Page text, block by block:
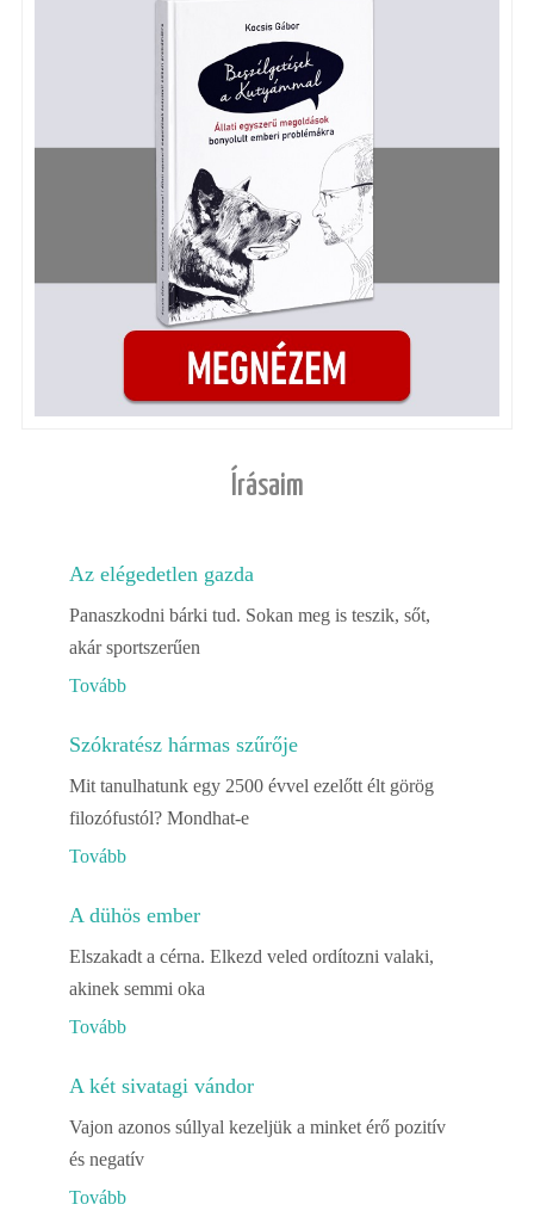
Írásaim
Az elégedetlen gazda
Panaszkodni bárki tud. Sokan meg is teszik, sőt,
akár sportszerűen
Tovább
Szókratész hármas szűrője
Mit tanulhatunk egy 2500 évvel ezelőtt élt görög
filozófustól? Mondhat-e
Tovább
A dühös ember
Elszakadt a cérna. Elkezd veled ordítozni valaki,
akinek semmi oka
Tovább
A két sivatagi vándor
Vajon azonos súllyal kezeljük a minket érő pozitív
és negatív
Tovább